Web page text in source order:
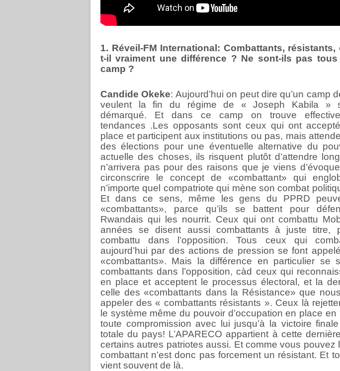
1. Réveil-FM International: Combattants,
t-il vraiment une différence ? Ne sont-ils pas
camp ?
Candide Okeke: Aujourd’hui on peut dire qu’un camp
veulent la fin du régime de « Joseph Kabila »
démarqué. Et dans ce camp on trouve
tendances .Les opposants sont ceux qui ont
place et participent aux institutions ou pas, mais
des élections pour une éventuelle alternative du
actuelle des choses, ils risquent plutôt d’attendre
n’arrivera pas pour des raisons que je viens
circonscrire le concept de «combattant» qui
n’importe quel compatriote qui mène son combat
Et dans ce sens, même les gens du PPRD
«combattants», parce qu’ils se battent pour
Rwandais qui les nourrit. Ceux qui ont combattu
années se disent aussi combattants à juste titre,
combattu dans l’opposition. Tous ceux qui
aujourd’hui par des actions de pression se font
«combattants». Mais la différence en particulier se
combattants dans l’opposition, càd ceux qui
en place et acceptent le processus électoral, et la
celle des «combattants dans la Résistance» que
appeler des « combattants résistants ». Ceux là
le système même du pouvoir d’occupation en place
toute compromission avec lui jusqu’à la victoire
totale du pays! L’APARECO appartient à cette
certains autres patriotes aussi. Et comme vous pouvez
combattant n’est donc pas forcement un résistant. Et
vient souvent de là.